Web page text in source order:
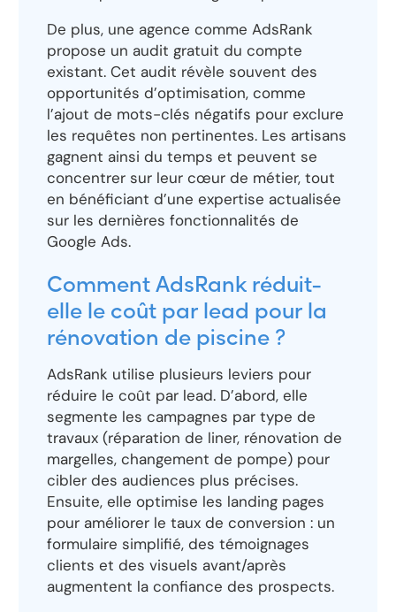
De plus, une agence comme AdsRank
propose un audit gratuit du compte
existant. Cet audit révèle souvent des
opportunités d’optimisation, comme
l’ajout de mots-clés négatifs pour exclure
les requêtes non pertinentes. Les artisans
gagnent ainsi du temps et peuvent se
concentrer sur leur cœur de métier, tout
en bénéficiant d’une expertise actualisée
sur les dernières fonctionnalités de
Google Ads.
Comment AdsRank réduit-
elle le coût par lead pour la
rénovation de piscine ?
AdsRank utilise plusieurs leviers pour
réduire le coût par lead. D’abord, elle
segmente les campagnes par type de
travaux (réparation de liner, rénovation de
margelles, changement de pompe) pour
cibler des audiences plus précises.
Ensuite, elle optimise les landing pages
pour améliorer le taux de conversion : un
formulaire simplifié, des témoignages
clients et des visuels avant/après
augmentent la confiance des prospects.